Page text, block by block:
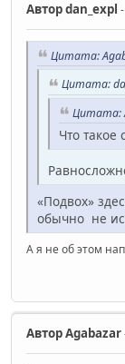
Авторdan_expl
Цитата:
Цитата:
Цитата:
Что такое
«Подвох»
обычно не
А я не об этом
АвторAgabazar